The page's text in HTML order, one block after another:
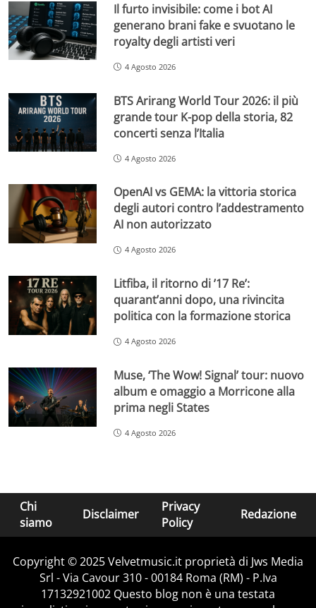
Il furto invisibile: come i bot AI
generano brani fake e svuotano le
royalty degli artisti veri
4 Agosto 2026
BTS Arirang World Tour 2026: il più
grande tour K-pop della storia, 82
concerti senza l’Italia
4 Agosto 2026
OpenAI vs GEMA: la vittoria storica
degli autori contro l’addestramento
AI non autorizzato
4 Agosto 2026
Litfiba, il ritorno di ’17 Re’:
quarant’anni dopo, una rivincita
politica con la formazione storica
4 Agosto 2026
Muse, ‘The Wow! Signal’ tour: nuovo
album e omaggio a Morricone alla
prima negli States
4 Agosto 2026
Chi
siamo
Disclaimer
Privacy
Policy
Redazione
Copyright © 2025 Velvetmusic.it proprietà di Jws Media
Srl - Via Cavour 310 - 00184 Roma (RM) - P.Iva
17132921002 Questo blog non è una testata